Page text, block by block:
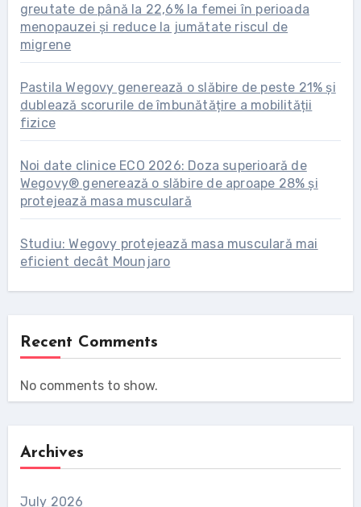
greutate de până la 22,6% la femei în perioada
menopauzei și reduce la jumătate riscul de
migrene
Pastila Wegovy generează o slăbire de peste 21% și
dublează scorurile de îmbunătățire a mobilității
fizice
Noi date clinice ECO 2026: Doza superioară de
Wegovy® generează o slăbire de aproape 28% și
protejează masa musculară
Studiu: Wegovy protejează masa musculară mai
eficient decât Mounjaro
Recent Comments
No comments to show.
Archives
July 2026